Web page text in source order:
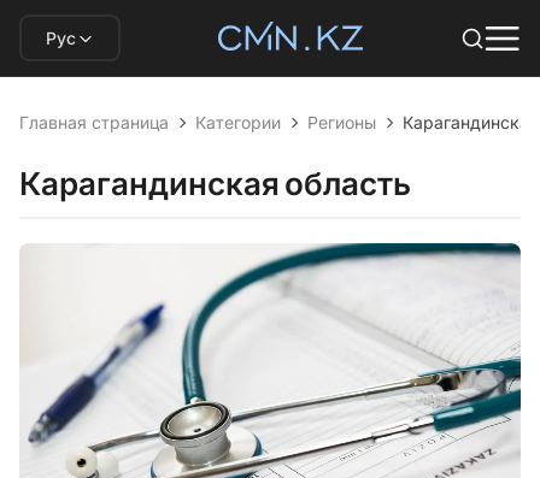
Рус
Главная страница Категории Регионы
Карагандинская область